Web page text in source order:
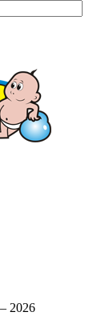
2026